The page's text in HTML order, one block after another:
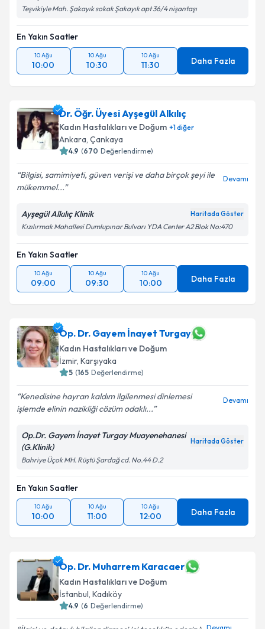
Teşvikiyle Mah. Şakayık sokak Şakayık apt 36/4 nişantaşı
En Yakın Saatler
10 Ağu
10:00
10 Ağu
10:30
10 Ağu
11:30 Daha Fazla
Dr. Öğr. Üyesi Ayşegül Alkılıç
Kadın Hastalıkları ve Doğum +1diğer
Ankara, Çankaya
4.9 (670 Değerlendirme)
Bilgisi, samimiyeti, güven verişi ve daha birçok şeyi ile
mükemmel...
Devamı
Ayşegül Alkılıç Klinik Haritada Göster
Kızılırmak Mahallesi Dumlupınar Bulvarı YDA Center A2 Blok No:470
En Yakın Saatler
10 Ağu
09:00
10 Ağu
09:30
10 Ağu
10:00 Daha Fazla
Op. Dr. Gayem İnayet Turgay
Kadın Hastalıkları ve Doğum
İzmir, Karşıyaka
5 (165 Değerlendirme)
Kenedisine hayran kaldım ilgilenmesi dinlemesi
işlemde elinin nazikliği cözüm odaklı...
Devamı
Op.Dr. Gayem İnayet Turgay Muayenehanesi
(G.Klinik)
Haritada Göster
Bahriye Üçok MH. Rüştü Şardağ cd. No.44 D.2
En Yakın Saatler
10 Ağu
10:00
10 Ağu
11:00
10 Ağu
12:00 Daha Fazla
Op. Dr. Muharrem Karacaer
Kadın Hastalıkları ve Doğum
İstanbul, Kadıköy
4.9 (6 Değerlendirme)
Devamı